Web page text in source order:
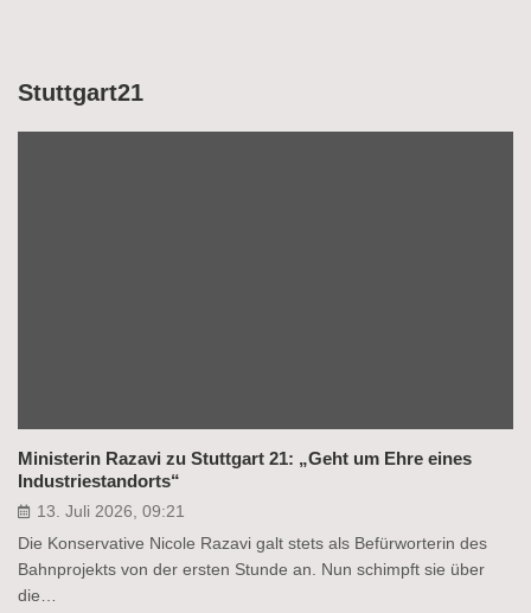
Stuttgart21
Ministerin Razavi zu Stuttgart 21: „Geht um Ehre eines
Industriestandorts“
13. Juli 2026, 09:21
Die Konservative Nicole Razavi galt stets als Befürworterin des
Bahnprojekts von der ersten Stunde an. Nun schimpft sie über
die…